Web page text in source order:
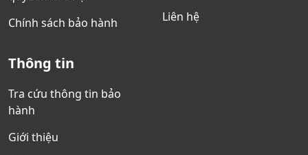
Chính sách bảo hành
Liên hệ
Thông tin
Tra cứu thông tin bảo
hành
Giới thiệu